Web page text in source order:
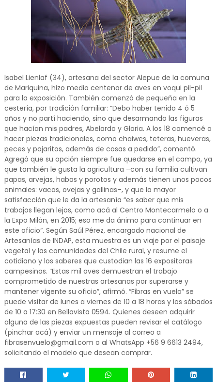
Isabel Lienlaf (34), artesana del sector Alepue de la comuna
de Mariquina, hizo medio centenar de aves en voqui pil-pil
para la exposición. También comenzó de pequeña en la
cestería, por tradición familiar: “Debo haber tenido 4 ó 5
años y no partí haciendo, sino que desarmando las figuras
que hacían mis padres, Abelardo y Gloria. A los 18 comencé a
hacer piezas tradicionales, como chaiwes, teteras, hueveras,
peces y pajaritos, además de cosas a pedido”, comentó.
Agregó que su opción siempre fue quedarse en el campo, ya
que también le gusta la agricultura –con su familia cultivan
papas, arvejas, habas y porotos y además tienen unos pocos
animales: vacas, ovejas y gallinas–, y que la mayor
satisfacción que le da la artesanía “es saber que mis
trabajos llegan lejos, como acá al Centro Montecarmelo o a
la Expo Milán, en 2015; eso me da ánimo para continuar en
este oficio“. Según Saúl Pérez, encargado nacional de
Artesanías de INDAP, esta muestra es un viaje por el paisaje
vegetal y las comunidades del Chile rural, y resume el
cotidiano y los saberes que custodian las 16 expositoras
campesinas. “Estas mil aves demuestran el trabajo
comprometido de nuestras artesanas por superarse y
mantener vigente su oficio”, afirmó. “Fibras en vuelo” se
puede visitar de lunes a viernes de 10 a 18 horas y los sábados
de 10 a 17:30 en Bellavista 0594. Quienes deseen adquirir
alguna de las piezas expuestas pueden revisar el catálogo
(pinchar acá) y enviar un mensaje al correo a
fibrasenvuelo@gmail.com o al WhatsApp +56 9 6613 2494,
solicitando el modelo que desean comprar.